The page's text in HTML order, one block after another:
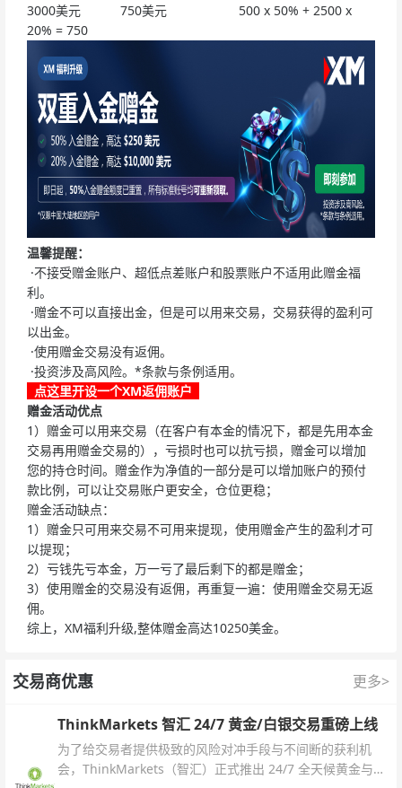
3000美元 750美元 500 x 50% + 2500 x
20% = 750
温馨提醒：
·不接受赠金账户、超低点差账户和股票账户不适用此赠金福
利。
·赠金不可以直接出金，但是可以用来交易，交易获得的盈利可
以出金。
·使用赠金交易没有返佣。
·投资涉及高风险。*条款与条例适用。
点这里开设一个XM返佣账户
赠金活动优点
1）赠金可以用来交易（在客户有本金的情况下，都是先用本金
交易再用赠金交易的），亏损时也可以抗亏损，赠金可以增加
您的持仓时间。赠金作为净值的一部分是可以增加账户的预付
款比例，可以让交易账户更安全，仓位更稳；
赠金活动缺点：
1）赠金只可用来交易不可用来提现，使用赠金产生的盈利才可
以提现；
2）亏钱先亏本金，万一亏了最后剩下的都是赠金；
3）使用赠金的交易没有返佣，再重复一遍：使用赠金交易无返
佣。
综上，XM福利升级,整体赠金高达10250美金。
交易商优惠 更多>
ThinkMarkets 智汇 24/7 黄金/白银交易重磅上线
为了给交易者提供极致的风险对冲手段与不间断的获利机
会，ThinkMarkets（智汇）正式推出 24/7 全天候黄金与白